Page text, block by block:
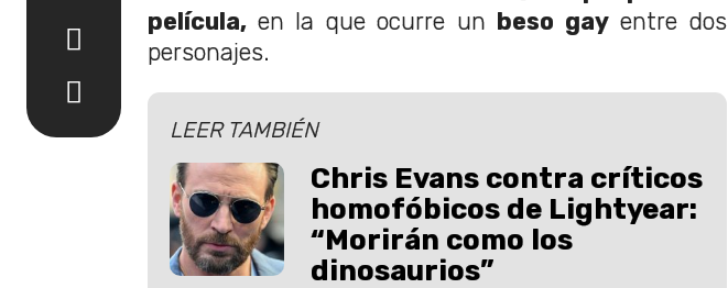
película, en la que ocurre un beso gayentre dos
personajes.
LEER TAMBIÉN
Chris Evans contra críticos
homofóbicos de Lightyear:
“Morirán como los
dinosaurios”